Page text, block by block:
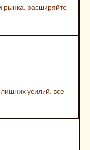
рынка, расширяйте
усилий, все